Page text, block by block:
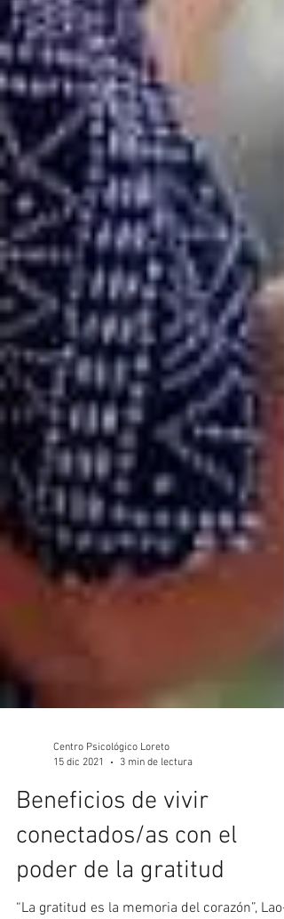
15 dic 2021
3 min de lectura
Beneficios de vivir
conectados/as con el
poder de la gratitud